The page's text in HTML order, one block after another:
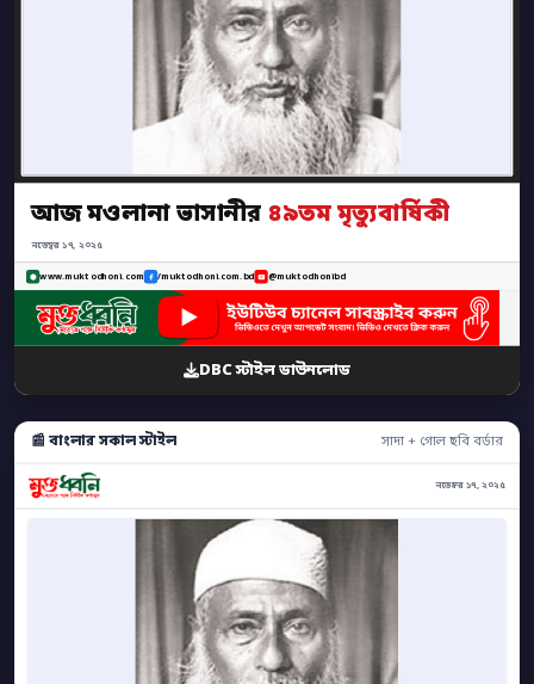
আজ মওলানা ভাসানীর ৪৯তম মৃত্যুবার্ষিকী
নভেম্বর ১৭, ২০২৫
www.muktodhoni.com /muktodhoni.com.bd @muktodhonibd
DBC স্টাইল ডাউনলোড
📰 বাংলার সকাল স্টাইল সাদা + গোল ছবি বর্ডার
নভেম্বর ১৭, ২০২৫